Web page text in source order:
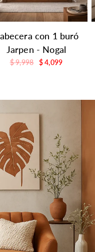
con 1 buró
Jarpen - Nogal
$ 9,998 $ 4,099